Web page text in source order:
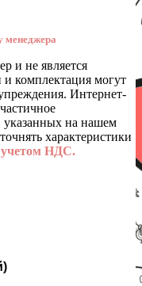
менеджера
и не является
комплектация могут
Интернет-
указанных на нашем
характеристики
учетом НДС.